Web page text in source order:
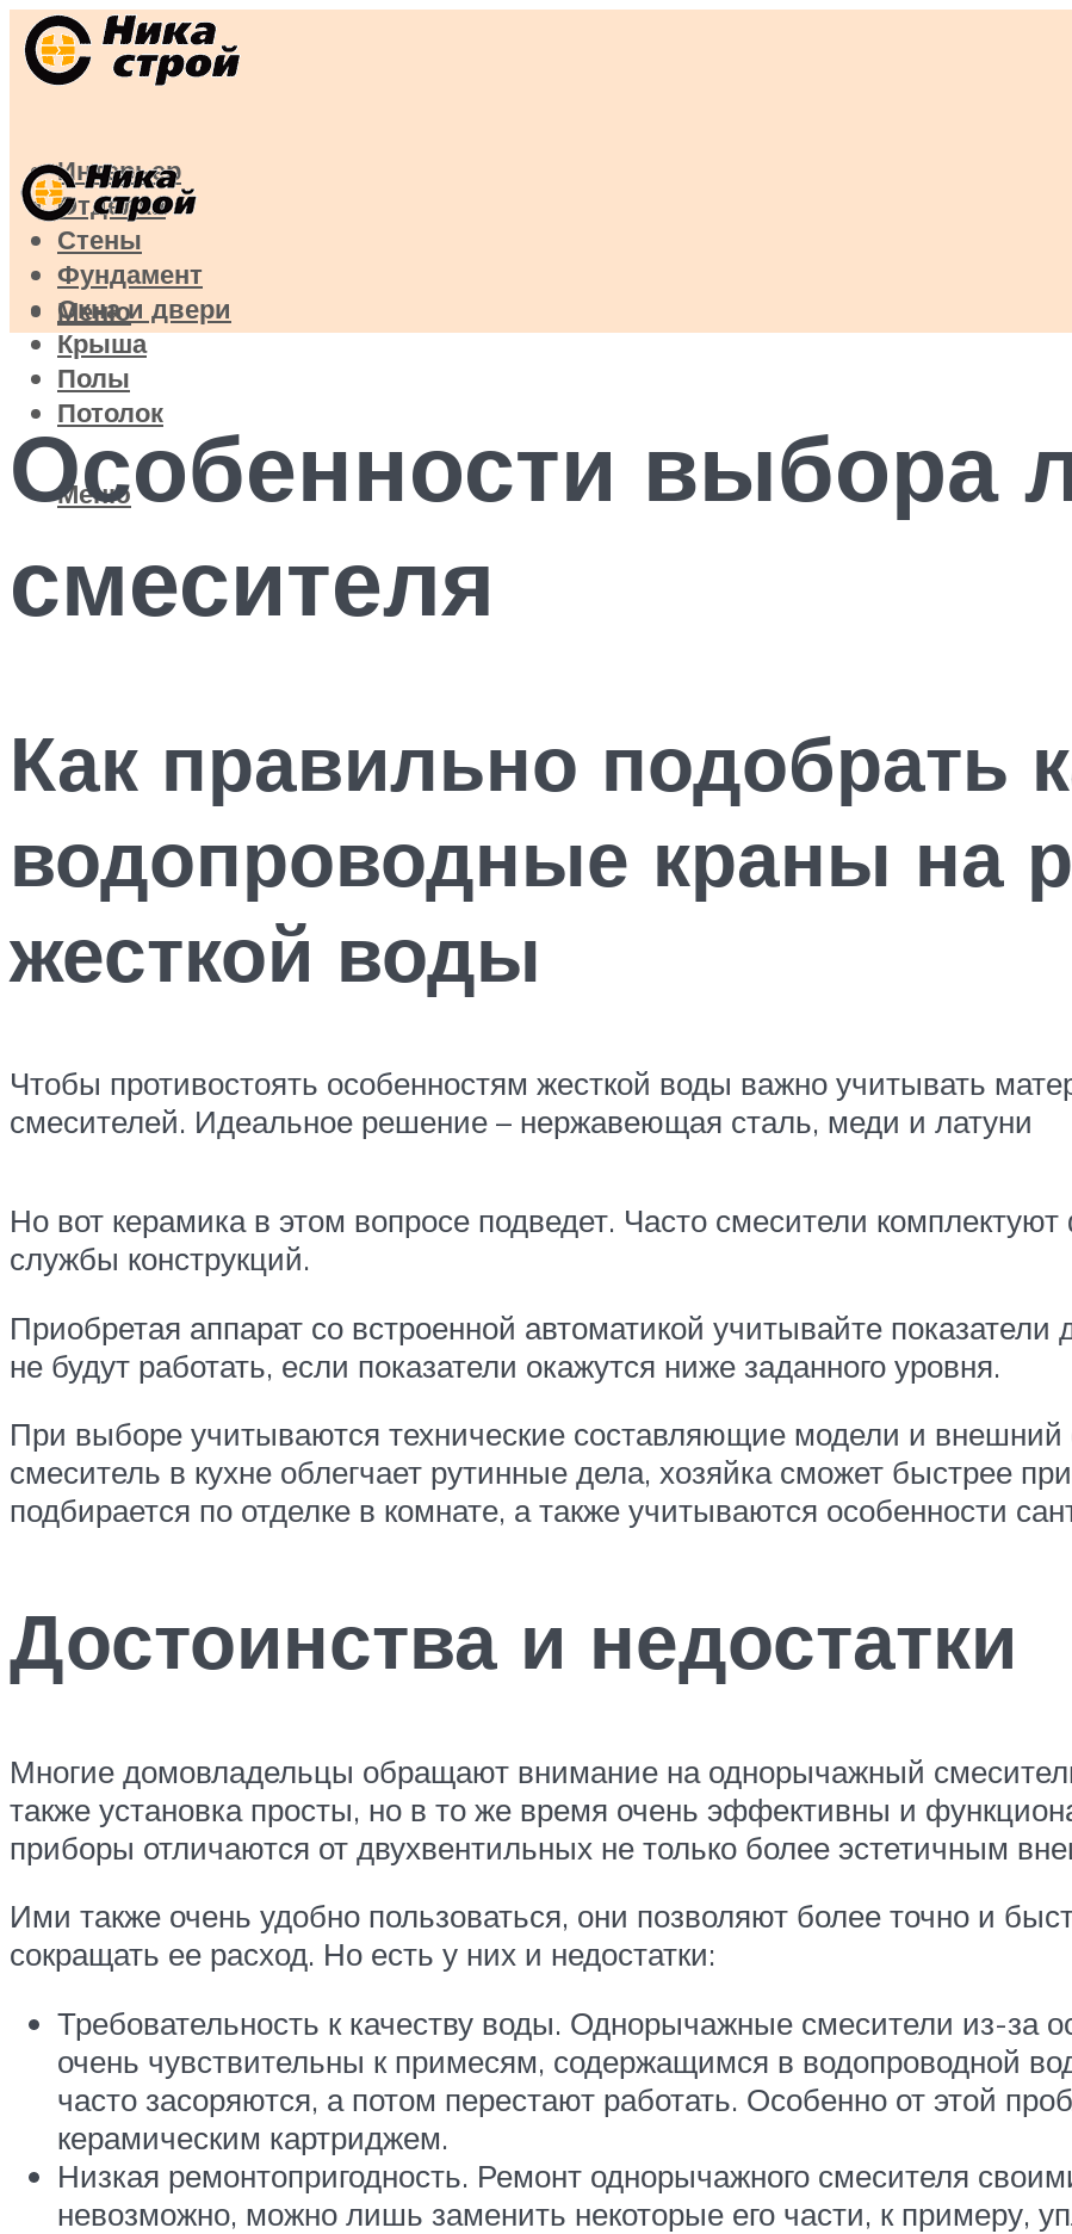
Интерьер
Отделка
Стены
Фундамент
Окна и двери
Крыша
Полы
Потолок
Меню
Меню
Особенности выбора
смесителя
Как правильно подобрать
водопроводные краны на
жесткой воды
Чтобы противостоять особенностям жесткой воды важно учитывать
смесителей. Идеальное решение – нержавеющая сталь, меди и латуни
Но вот керамика в этом вопросе подведет. Часто смесители
службы конструкций.
Приобретая аппарат со встроенной автоматикой учитывайте
не будут работать, если показатели окажутся ниже заданного уровня.
При выборе учитываются технические составляющие модели и
смеситель в кухне облегчает рутинные дела, хозяйка сможет быстрее
подбирается по отделке в комнате, а также учитываются особенности
Достоинства и недостатки
Многие домовладельцы обращают внимание на однорычажный
также установка просты, но в то же время очень эффективны и
приборы отличаются от двухвентильных не только более эстетичным
Ими также очень удобно пользоваться, они позволяют более точно и
сокращать ее расход. Но есть у них и недостатки:
Требовательность к качеству воды. Однорычажные смесители из-за
очень чувствительны к примесям, содержащимся в водопроводной
часто засоряются, а потом перестают работать. Особенно от этой
керамическим картриджем.
Низкая ремонтопригодность. Ремонт однорычажного смесителя
невозможно, можно лишь заменить некоторые его части, к примеру,